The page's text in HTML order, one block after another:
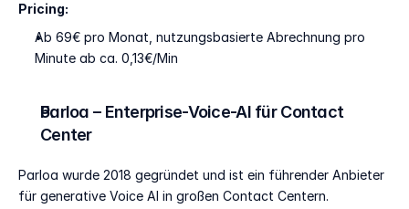
Pricing:
Ab 69€ pro Monat, nutzungsbasierte Abrechnung pro
Minute ab ca. 0,13€/Min
Parloa – Enterprise-Voice-AI für Contact
Center
Parloa wurde 2018 gegründet und ist ein führender Anbieter
für generative Voice AI in großen Contact Centern.